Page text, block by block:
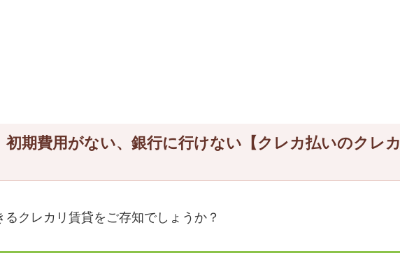
初期費用がない、銀行に行けない【クレカ払いのクレカ
クレカリ賃貸をご存知でしょうか？